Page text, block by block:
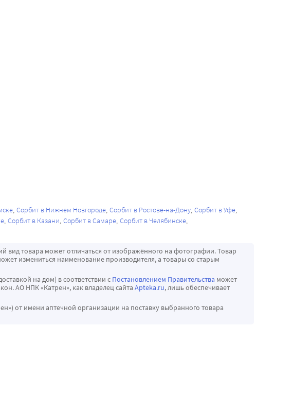
Сорбит в Нижнем Новгороде Сорбит в Ростове-на-Дону Сорбит в Уфе
Сорбит в Казани Сорбит в Самаре Сорбит в Челябинске
вид товара может отличаться от изображённого на фотографии. Товар
измениться наименование производителя, а товары со старым
на дом) в соответствии с Постановлением Правительства может
АО НПК «Катрен», как владелец сайта Apteka.ru, лишь обеспечивает
от имени аптечной организации на поставку выбранного товара